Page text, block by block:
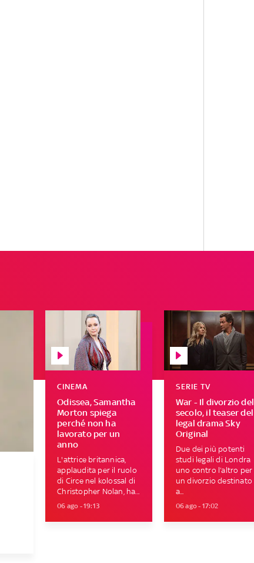
Odissea, Samantha
Morton spiega
perché non ha
lavorato per un
anno
CINEMA
L'attrice britannica,
applaudita per il ruolo
di Circe nel kolossal di
Christopher Nolan, ha...
06 ago - 19:13
War - Il divorzio del
secolo, il teaser del
legal drama Sky
Original
SERIE TV
Due dei più potenti
studi legali di Londra
uno contro l’altro per
un divorzio destinato
a...
06 ago - 17:02